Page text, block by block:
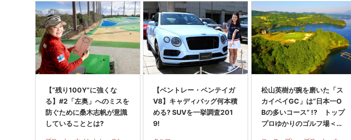
【“残り100Y”に強くな
る】#2「左奥」へのミスを
防ぐために桑木志帆が意識
していることとは?
【ベントレー・ベンテイガ
V8】キャディバッグ何本積
める? SUVを一挙調査201
9!
松山英樹が腕を磨いた「ス
カイベイGC」は“日本一O
Bの多いコース” !? トップ
プロゆかりのゴルフ場＜西